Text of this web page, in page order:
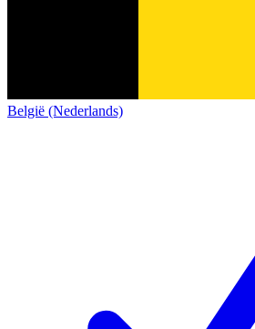
België (Nederlands)